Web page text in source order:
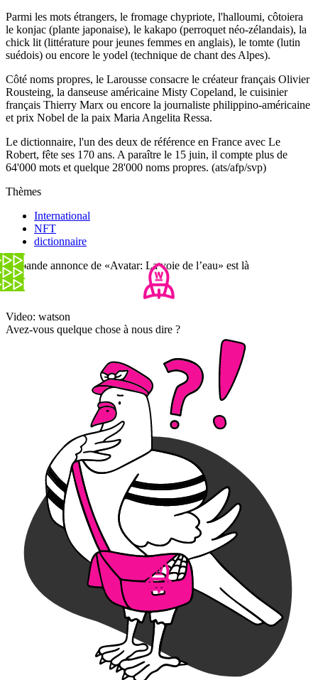
Parmi les mots étrangers, le fromage chypriote, l'halloumi, côtoiera
le konjac (plante japonaise), le kakapo (perroquet néo-zélandais), la
chick lit (littérature pour jeunes femmes en anglais), le tomte (lutin
suédois) ou encore le yodel (technique de chant des Alpes).
Côté noms propres, le Larousse consacre le créateur français Olivier
Rousteing, la danseuse américaine Misty Copeland, le cuisinier
français Thierry Marx ou encore la journaliste philippino-américaine
et prix Nobel de la paix Maria Angelita Ressa.
Le dictionnaire, l'un des deux de référence en France avec Le
Robert, fête ses 170 ans. A paraître le 15 juin, il compte plus de
64'000 mots et quelque 28'000 noms propres. (ats/afp/svp)
Thèmes
International
NFT
dictionnaire
La bande annonce de «Avatar: La voie de l’eau» est là
Video: watson
Avez-vous quelque chose à nous dire ?